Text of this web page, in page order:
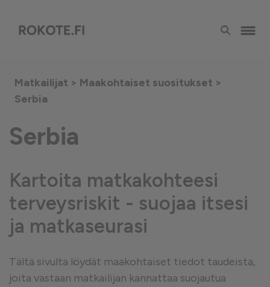
Matkailijat > Maakohtaiset suositukset >
Serbia
Serbia
Kartoita matkakohteesi
terveysriskit - suojaa itsesi
ja matkaseurasi
Tältä sivulta löydät maakohtaiset tiedot taudeista,
joita vastaan matkailijan kannattaa suojautua